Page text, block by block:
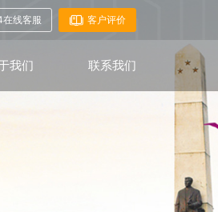
线客服 客户评价
我们 联系我们